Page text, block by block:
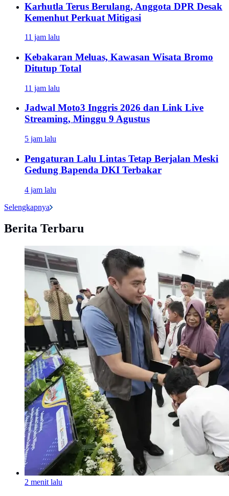
Karhutla Terus Berulang, Anggota DPR Desak
Kemenhut Perkuat Mitigasi
11 jam lalu
Kebakaran Meluas, Kawasan Wisata Bromo
Ditutup Total
11 jam lalu
Jadwal Moto3 Inggris 2026 dan Link Live
Streaming, Minggu 9 Agustus
5 jam lalu
Pengaturan Lalu Lintas Tetap Berjalan Meski
Gedung Bapenda DKI Terbakar
4 jam lalu
Selengkapnya
Berita Terbaru
2 menit lalu